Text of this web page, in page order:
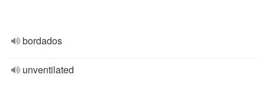
bordados
unventilated